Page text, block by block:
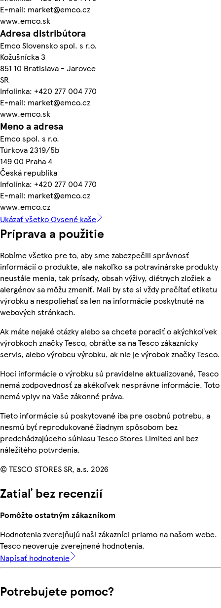
E-mail: market@emco.cz
www.emco.sk
Adresa distribútora
Emco Slovensko spol. s r.o.
Kožušnícka 3
851 10 Bratislava - Jarovce
SR
Infolinka: +420 277 004 770
E-mail: market@emco.cz
www.emco.sk
Meno a adresa
Emco spol. s r.o.
Türkova 2319/5b
149 00 Praha 4
Česká republika
Infolinka: +420 277 004 770
E-mail: market@emco.cz
www.emco.cz
Ukázať všetko Ovsené kaše
Príprava a použitie
Robíme všetko pre to, aby sme zabezpečili správnosť
informácií o produkte, ale nakoľko sa potravinárske produkty
neustále menia, tak prísady, obsah výživy, diétnych zložiek a
alergénov sa môžu zmeniť. Mali by ste si vždy prečítať etiketu
výrobku a nespoliehať sa len na informácie poskytnuté na
webových stránkach.
Ak máte nejaké otázky alebo sa chcete poradiť o akýchkoľvek
výrobkoch značky Tesco, obráťte sa na Tesco zákaznícky
servis, alebo výrobcu výrobku, ak nie je výrobok značky Tesco.
Hoci informácie o výrobku sú pravidelne aktualizované, Tesco
nemá zodpovednosť za akékoľvek nesprávne informácie. Toto
nemá vplyv na Vaše zákonné práva.
Tieto informácie sú poskytované iba pre osobnú potrebu, a
nesmú byť reprodukované žiadnym spôsobom bez
predchádzajúceho súhlasu Tesco Stores Limited ani bez
náležitého potvrdenia.
© TESCO STORES SR, a.s. 2026
Zatiaľ bez recenzií
Pomôžte ostatným zákazníkom
Hodnotenia zverejňujú naši zákazníci priamo na našom webe.
Tesco neoveruje zverejnené hodnotenia.
Napísať hodnotenie
Potrebujete pomoc?